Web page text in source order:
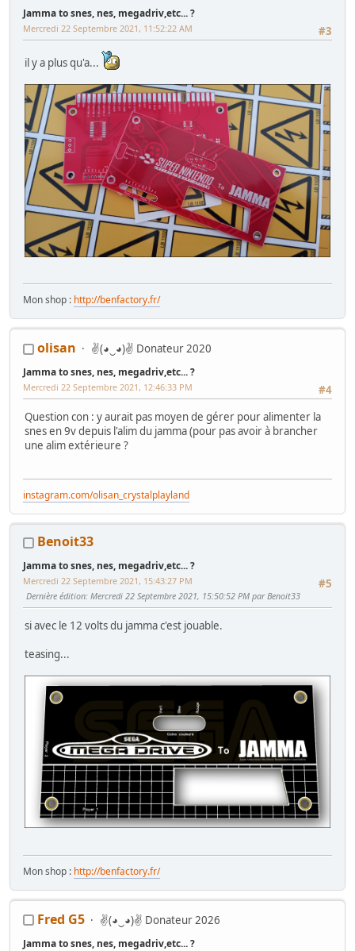
Jamma to snes, nes, megadriv,etc... ?
#3
Mercredi 22 Septembre 2021, 11:52:22 AM
il y a plus qu'a...
Mon shop : http://benfactory.fr/
olisan ✌(◕‿◕)✌ Donateur 2020
Jamma to snes, nes, megadriv,etc... ?
#4
Mercredi 22 Septembre 2021, 12:46:33 PM
Question con : y aurait pas moyen de gérer pour alimenter la
snes en 9v depuis l'alim du jamma (pour pas avoir à brancher
une alim extérieure ?
instagram.com/olisan_crystalplayland
Benoit33
Jamma to snes, nes, megadriv,etc... ?
#5
Mercredi 22 Septembre 2021, 15:43:27 PM
Dernière édition: Mercredi 22 Septembre 2021, 15:50:52 PM par Benoit33
si avec le 12 volts du jamma c'est jouable.
teasing...
Mon shop : http://benfactory.fr/
Fred G5 ✌(◕‿◕)✌ Donateur 2026
Jamma to snes, nes, megadriv,etc... ?